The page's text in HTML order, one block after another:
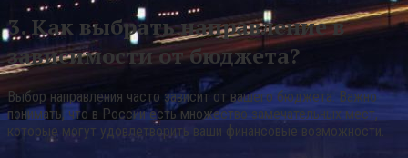
3. Как выбрать направление в
зависимости от бюджета?
Выбор направления часто зависит от вашего бюджета. Важно
понимать, что в России есть множество замечательных мест,
которые могут удовлетворить ваши финансовые возможности.